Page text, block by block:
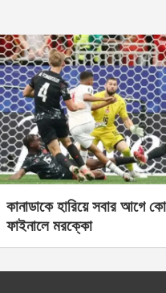
কানাডাকে হারিয়ে সবার আগে
ফাইনালে মরক্কো